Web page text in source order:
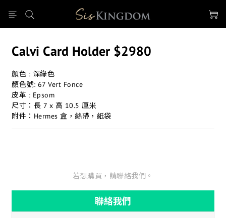
Calvi Card Holder $2980
顏色 : 深綠色
顏色號: 67 Vert Fonce
皮革 : Epsom
尺寸：長 7 x 高 10.5 厘米
附件：Hermes 盒，絲帶，紙袋
若想購買，請聯絡我們。
聯絡我們